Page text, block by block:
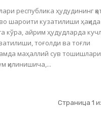
республика ҳудудининг
шароити кузатилиши ҳақида
кўра, айрим ҳудудларда
тоғолди ва тоғли
маҳаллий сув тошишлари
қолади. Маълум қилинишича,...
Страница 1